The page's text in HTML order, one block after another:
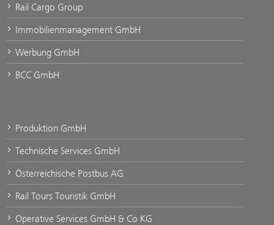
Rail Cargo Group
Immobilienmanagement GmbH
Werbung GmbH
BCC GmbH
Produktion GmbH
Technische Services GmbH
Österreichische Postbus AG
Rail Tours Touristik GmbH
Operative Services GmbH & Co KG